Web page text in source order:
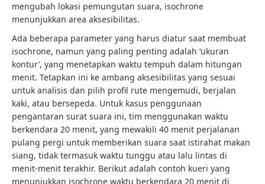
mengubah lokasi pemungutan suara, isochrone
menunjukkan area aksesibilitas.
Ada beberapa parameter yang harus diatur saat membuat
isochrone, namun yang paling penting adalah ‘ukuran
kontur’, yang menetapkan waktu tempuh dalam hitungan
menit. Tetapkan ini ke ambang aksesibilitas yang sesuai
untuk analisis dan pilih profil rute mengemudi, berjalan
kaki, atau bersepeda. Untuk kasus penggunaan
pengantaran surat suara ini, tim menggunakan waktu
berkendara 20 menit, yang mewakili 40 menit perjalanan
pulang pergi untuk memberikan suara saat istirahat makan
siang, tidak termasuk waktu tunggu atau lalu lintas di
menit-menit terakhir. Berikut adalah contoh kueri yang
menunjukkan isochrone waktu berkendara 20 menit di